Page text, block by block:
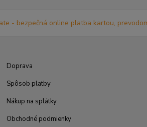
Doprava
Spôsob platby
Nákup na splátky
Obchodné podmienky